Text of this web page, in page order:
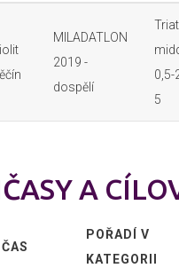
MILADATLON
2019 -
dospělí
0,5-
5
A
ČAS
POŘADÍ V
KATEGORII